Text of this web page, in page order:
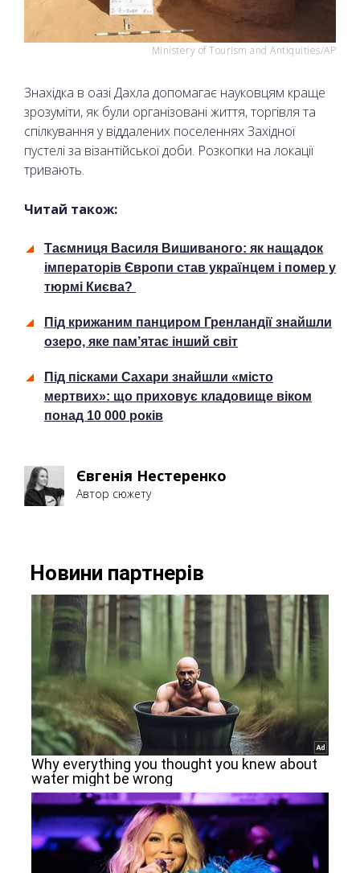
Ministery of Tourism and Antiquities/AP
Знахідка в оазі Дахла допомагає науковцям краще
зрозуміти, як були організовані життя, торгівля та
спілкування у віддалених поселеннях Західної
пустелі за візантійської доби. Розкопки на локації
тривають.
Читай також:
Таємниця Василя Вишиваного: як нащадок
імператорів Європи став українцем і помер у
тюрмі Києва?
Під крижаним панциром Гренландії знайшли
озеро, яке пам’ятає інший світ
Під пісками Сахари знайшли «місто
мертвих»: що приховує кладовище віком
понад 10 000 років
Євгенія Нестеренко
Автор сюжету